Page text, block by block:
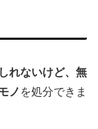
れないけど、無
ノ を処分できま